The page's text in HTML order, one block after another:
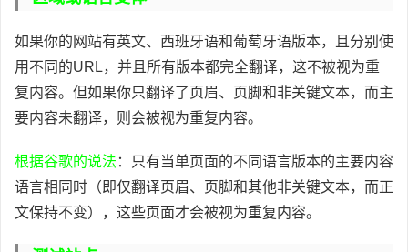
如果你的网站有英文、西班牙语和葡萄牙语版本，且分别使
用不同的URL，并且所有版本都完全翻译，这不被视为重
复内容。但如果你只翻译了页眉、页脚和非关键文本，而主
要内容未翻译，则会被视为重复内容。
根据谷歌的说法 ：只有当单页面的不同语言版本的主要内容
语言相同时（即仅翻译页眉、页脚和其他非关键文本，而正
文保持不变），这些页面才会被视为重复内容。